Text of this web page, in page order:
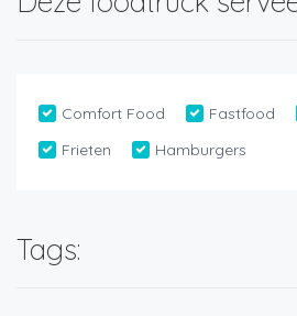
Comfort Food Fastfood
Frieten
Hamburgers
Tags: